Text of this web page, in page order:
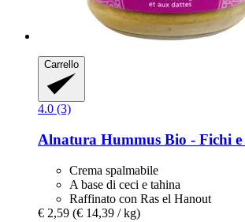
Carrello
4.0 (3)
Alnatura Hummus Bio -​ Fichi
Crema spalmabile
A base di ceci e tahina
Raffinato con Ras el Hanout
€ 2,59 (€ 14,39 / kg)